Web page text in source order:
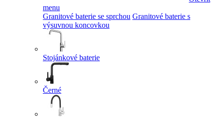
menu
Granitové baterie se sprchou Granitové baterie s
výsuvnou koncovkou
Stojánkové baterie
Černé